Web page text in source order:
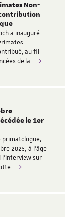
Non-
a inauguré
au fil
de la…
le 1er
primatologue,
2025, à l'âge
l'interview sur